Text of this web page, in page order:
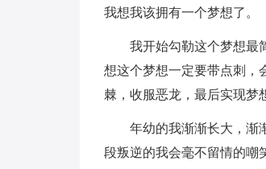
我想我该拥有一个梦想了。
我开始勾勒这个梦想最
想这个梦想一定要带点刺，
棘，收服恶龙，最后实现梦
年幼的我渐渐长大，渐
段叛逆的我会毫不留情的嘲